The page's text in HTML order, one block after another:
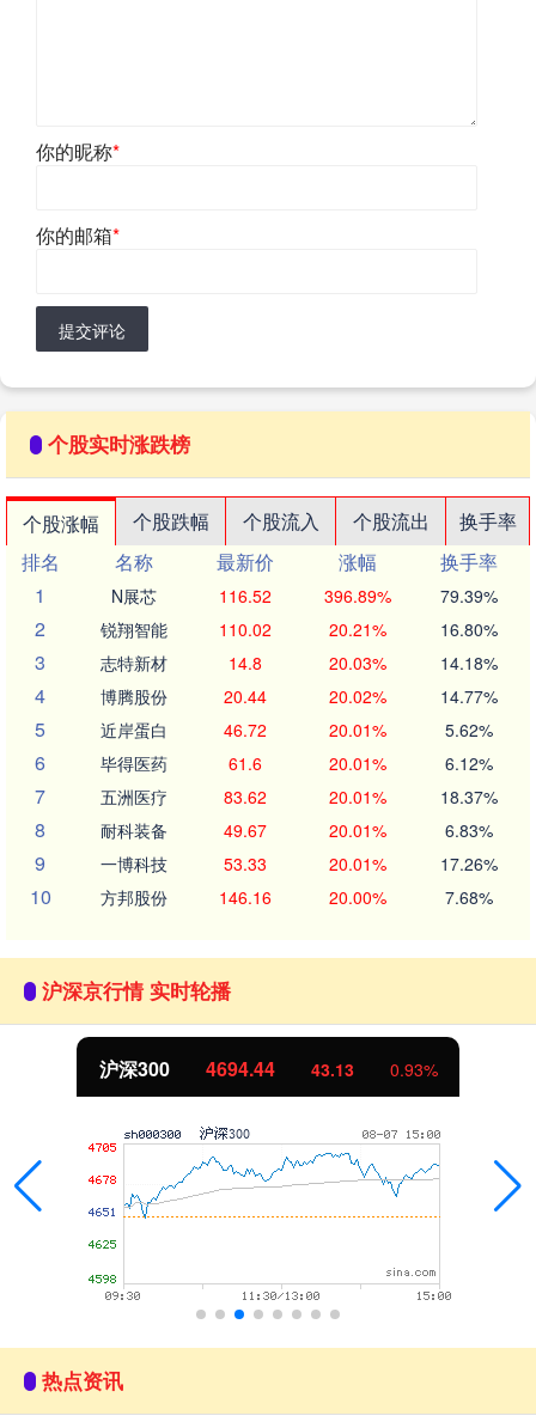
你的昵称*
你的邮箱*
提交评论
个股实时涨跌榜
个股涨幅 个股跌幅 个股流入 个股流出
换手率
排名
名称 最新价 涨幅
换手率
1
N展芯 116.52 396.89% 79.39%
2 锐翔智能 110.02 20.21% 16.80%
3 志特新材 14.8 20.03% 14.18%
4 博腾股份 20.44 20.02% 14.77%
5 近岸蛋白 46.72 20.01% 5.62%
6 毕得医药 61.6 20.01% 6.12%
7 五洲医疗 83.62 20.01% 18.37%
8 耐科装备 49.67 20.01% 6.83%
9 一博科技 53.33 20.01% 17.26%
10 方邦股份 146.16 20.00% 7.68%
沪深京行情 实时轮播
沪深300 4694.44 43.13 0.93%
热点资讯